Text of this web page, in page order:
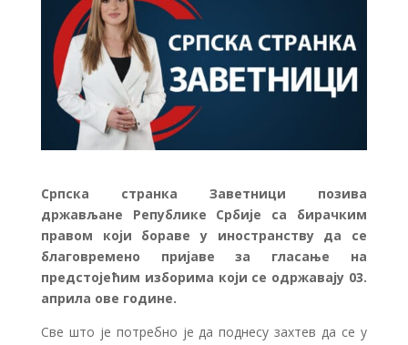
Српска странка Заветници позива
држављане Републике Србије са бирачким
правом који бораве у иностранству да се
благовремено пријаве за гласање на
предстојећим изборима који се одржавају 03.
априла ове године.
Све што је потребно је да поднесу захтев да се у